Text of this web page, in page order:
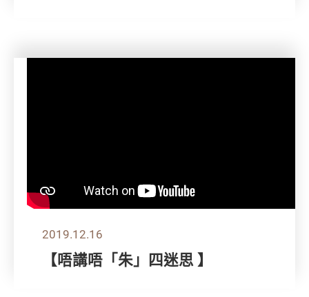
2019.12.16
【唔講唔「朱」四迷思 】